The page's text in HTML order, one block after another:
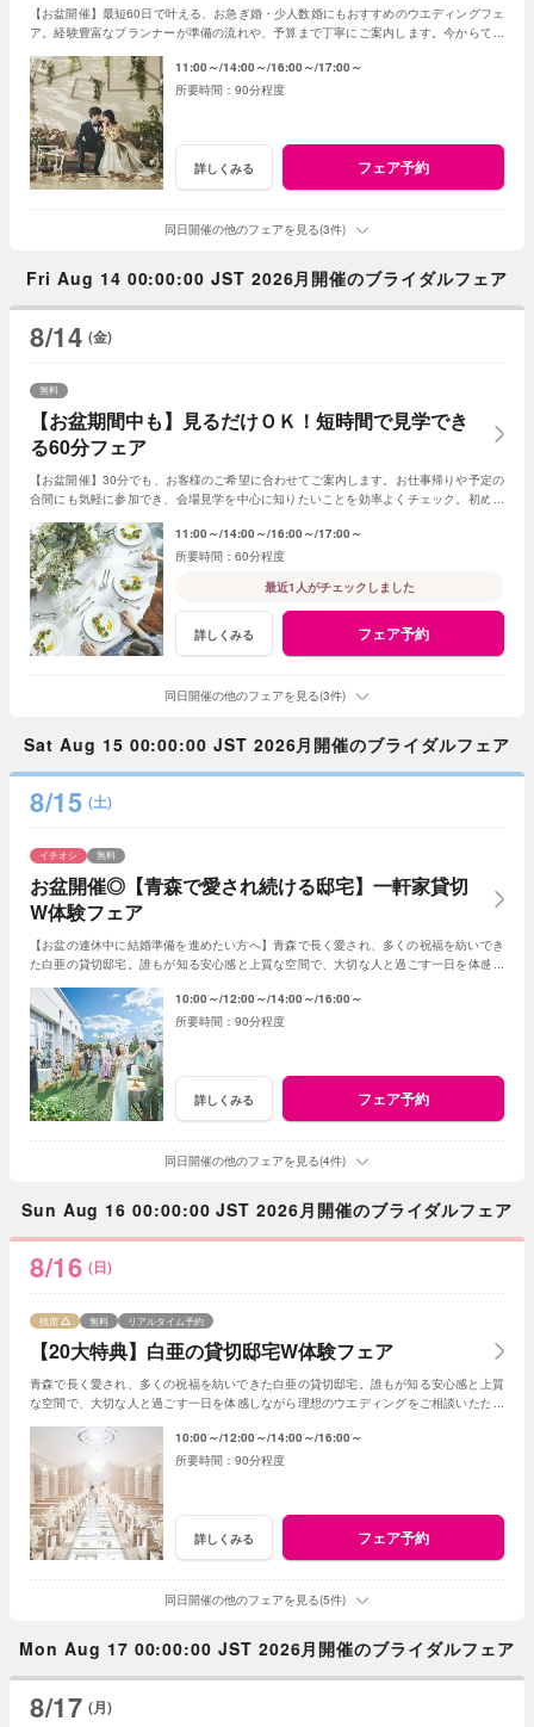
【お盆開催】最短60日で叶える、お急ぎ婚・少人数婚にもおすすめのウエディングフェ
ア。経験豊富なプランナーが準備の流れや、予算まで丁寧にご案内します。今からでも
11:00～ 14:00～ 16:00～ 17:00～
90分程度
詳しくみる フェア予約
同日開催の他のフェアを見る(3件)
Fri Aug 14 00:00:00 JST 2026月開催のブライダルフェア
8/14 (金)
【お盆期間中も】見るだけＯＫ！短時間で見学でき
る60分フェア
無料
【お盆開催】30分でも、お客様のご希望に合わせてご案内します。お仕事帰りや予定の
合間にも気軽に参加でき、会場見学を中心に知りたいことを効率よくチェック。初めて
11:00～ 14:00～ 16:00～ 17:00～
60分程度
最近1人がチェックしました
詳しくみる フェア予約
同日開催の他のフェアを見る(3件)
Sat Aug 15 00:00:00 JST 2026月開催のブライダルフェア
8/15 (土)
お盆開催◎【青森で愛され続ける邸宅】一軒家貸切
W体験フェア
イチオシ 無料
【お盆の連休中に結婚準備を進めたい方へ】青森で長く愛され、多くの祝福を紡いでき
た白亜の貸切邸宅。誰もが知る安心感と上質な空間で、大切な人と過ごす一日を体感し
10:00～ 12:00～ 14:00～ 16:00～
90分程度
詳しくみる フェア予約
同日開催の他のフェアを見る(4件)
Sun Aug 16 00:00:00 JST 2026月開催のブライダルフェア
8/16 (日)
【20大特典】白亜の貸切邸宅W体験フェア
残席 無料 リアルタイム予約
青森で長く愛され、多くの祝福を紡いできた白亜の貸切邸宅。誰もが知る安心感と上質
な空間で、大切な人と過ごす一日を体感しながら理想のウエディングをご相談いただけ
10:00～ 12:00～ 14:00～ 16:00～
90分程度
詳しくみる フェア予約
同日開催の他のフェアを見る(5件)
Mon Aug 17 00:00:00 JST 2026月開催のブライダルフェア
8/17 (月)